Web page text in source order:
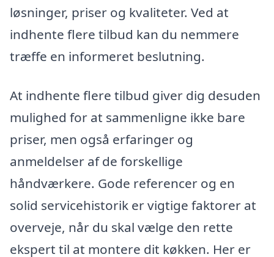
løsninger, priser og kvaliteter. Ved at
indhente flere tilbud kan du nemmere
træffe en informeret beslutning.
At indhente flere tilbud giver dig desuden
mulighed for at sammenligne ikke bare
priser, men også erfaringer og
anmeldelser af de forskellige
håndværkere. Gode referencer og en
solid servicehistorik er vigtige faktorer at
overveje, når du skal vælge den rette
ekspert til at montere dit køkken. Her er